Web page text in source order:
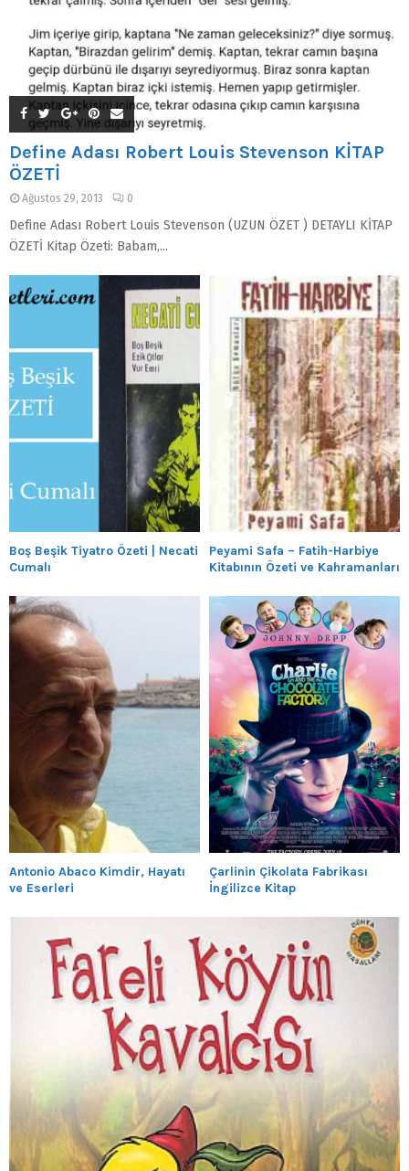
Define Adası Robert Louis Stevenson KİTAP
ÖZETİ
Ağustos 29, 2013 0
Define Adası Robert Louis Stevenson (UZUN ÖZET ) DETAYLI KİTAP
ÖZETİ Kitap Özeti: Babam,...
Boş Beşik Tiyatro Özeti | Necati
Cumalı
Peyami Safa – Fatih-Harbiye
Kitabının Özeti ve Kahramanları
Antonio Abaco Kimdir, Hayatı
ve Eserleri
Çarlinin Çikolata Fabrikası
İngilizce Kitap